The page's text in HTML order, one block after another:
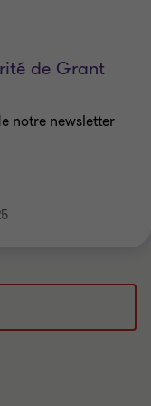
de Grant
notre newsletter